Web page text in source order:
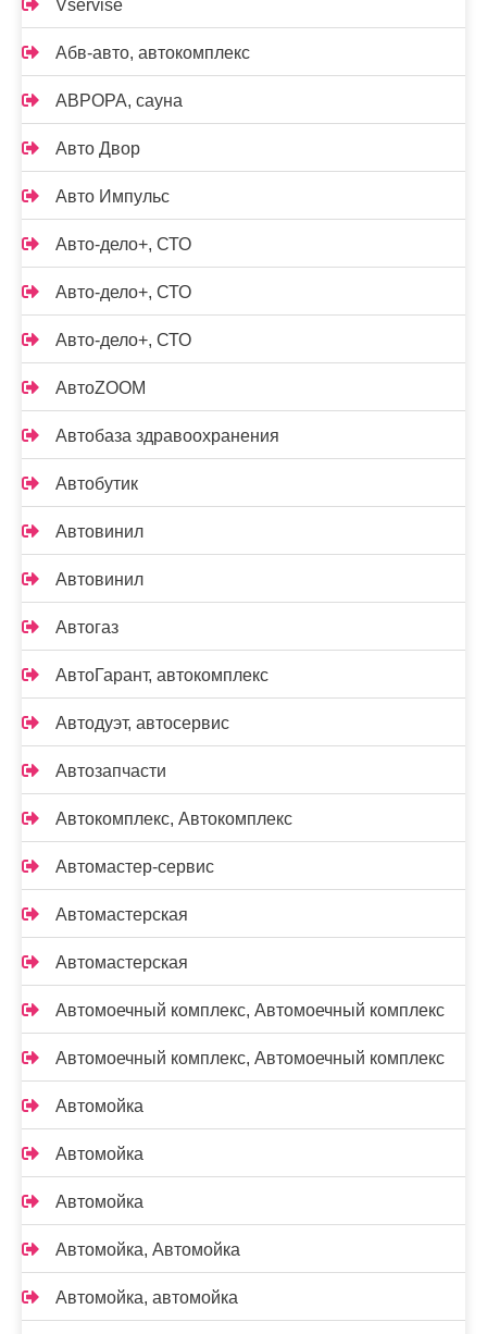
Vservise
Абв-авто, автокомплекс
АВРОРА, сауна
Авто Двор
Авто Импульс
Авто-дело+, СТО
Авто-дело+, СТО
Авто-дело+, СТО
АвтоZOOM
Автобаза здравоохранения
Автобутик
Автовинил
Автовинил
Автогаз
АвтоГарант, автокомплекс
Автодуэт, автосервис
Автозапчасти
Автокомплекс, Автокомплекс
Автомастер-сервис
Автомастерская
Автомастерская
Автомоечный комплекс, Автомоечный комплекс
Автомоечный комплекс, Автомоечный комплекс
Автомойка
Автомойка
Автомойка
Автомойка, Автомойка
Автомойка, автомойка